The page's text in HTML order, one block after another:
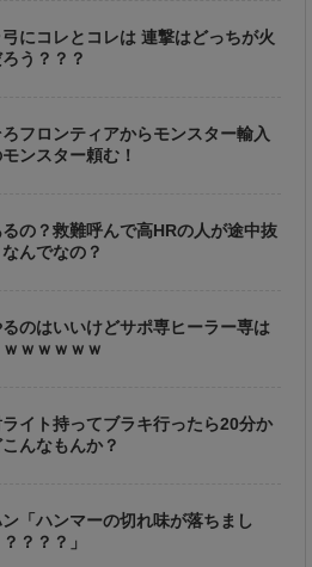
弓にコレとコレは 連撃はどっちが火
う？？？
ろフロンティアからモンスター輸入
ンスター頼む！
るの？救難呼んで高HRの人が途中抜
んでなの？
るのはいいけどサポ専ヒーラー専は
ｗｗｗｗｗ
ライト持ってブラキ行ったら20分か
んなもんか？
ン「ハンマーの切れ味が落ちまし
？？？」